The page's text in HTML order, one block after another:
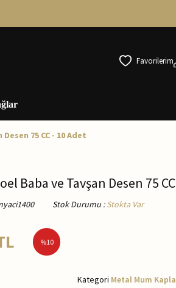
Favorilerim
75 CC - 10 Adet
Baba ve Tavşan Desen 75
Stok Durumu : Stokta Var
%10
Kategori Metal Mum